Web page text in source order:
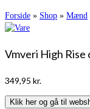
Forside » Shop » Mænd
Vmveri High Rise
349,95 kr.
Klik her og gå til